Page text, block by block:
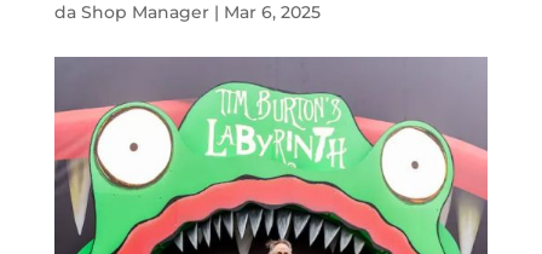
da Shop Manager| Mar 6, 2025